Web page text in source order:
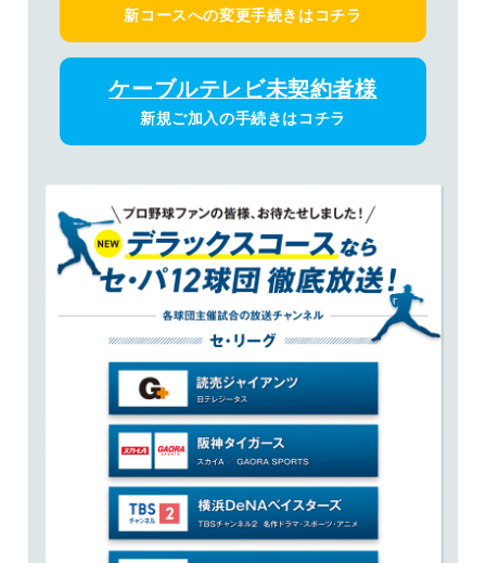
新コースへの変更手続きはコチラ
ケーブルテレビ未契約者様
新規ご加入の手続きはコチラ